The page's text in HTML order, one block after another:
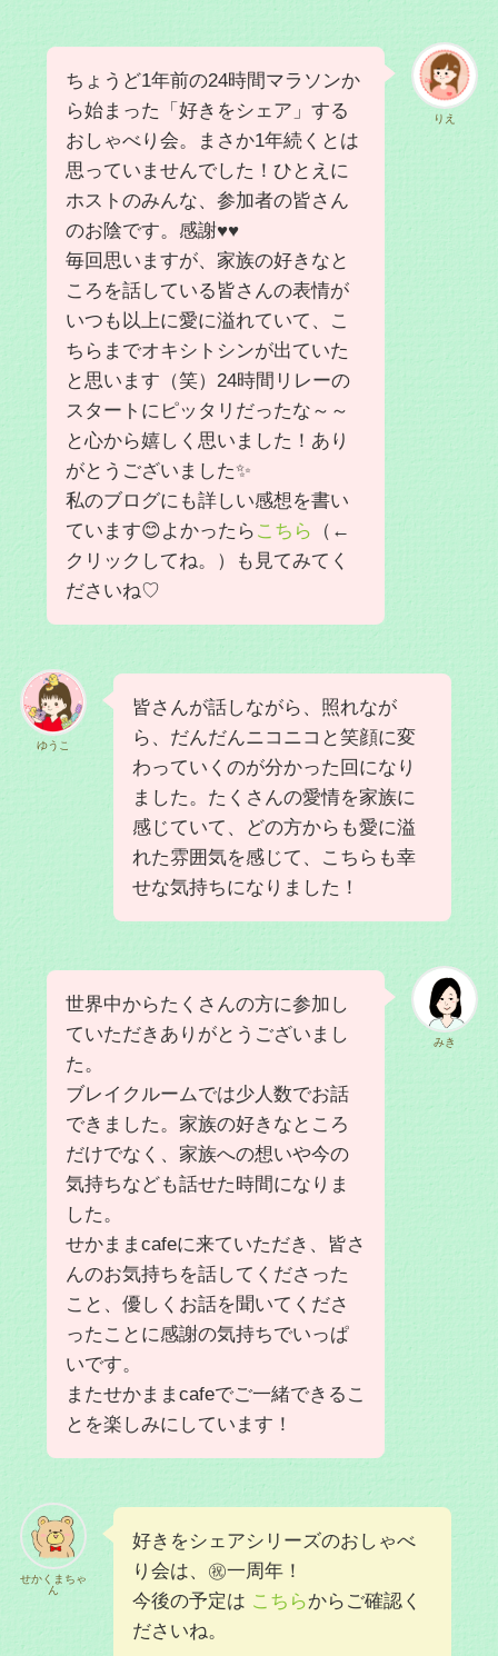
りえ
ちょうど1年前の24時間マラソンか
ら始まった「好きをシェア」する
おしゃべり会。まさか1年続くとは
思っていませんでした！ひとえに
ホストのみんな、参加者の皆さん
のお陰です。感謝♥♥
毎回思いますが、家族の好きなと
ころを話している皆さんの表情が
いつも以上に愛に溢れていて、こ
ちらまでオキシトシンが出ていた
と思います（笑）24時間リレーの
スタートにピッタリだったな～～
と心から嬉しく思いました！あり
がとうございました✨
私のブログにも詳しい感想を書い
ています😊よかったら こちら
（←
クリックしてね。）も見てみてく
ださいね♡
ゆうこ
皆さんが話しながら、照れなが
ら、だんだんニコニコと笑顔に変
わっていくのが分かった回になり
ました。たくさんの愛情を家族に
感じていて、どの方からも愛に溢
れた雰囲気を感じて、こちらも幸
せな気持ちになりました！
みき
世界中からたくさんの方に参加し
ていただきありがとうございまし
た。
ブレイクルームでは少人数でお話
できました。家族の好きなところ
だけでなく、家族への想いや今の
気持ちなども話せた時間になりま
した。
せかままcafeに来ていただき、皆さ
んのお気持ちを話してくださった
こと、優しくお話を聞いてくださ
ったことに感謝の気持ちでいっぱ
いです。
またせかままcafeでご一緒できるこ
とを楽しみにしています！
せかくまちゃ
ん
好きをシェアシリーズのおしゃべ
り会は、㊗一周年！
今後の予定は こちらからご確認く
ださいね。